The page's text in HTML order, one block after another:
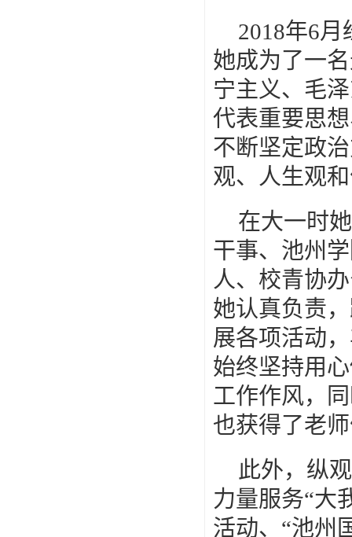
2018年6月
她成为了一
宁主义、毛
代表重要思
不断坚定政
观、人生观
在大一时
干事、池州
人、校青协
她认真负责
展各项活动
始终坚持用
工作作风，
也获得了老
此外，纵
力量服务“大
活动、“池州